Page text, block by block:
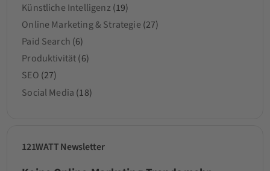
Künstliche Intelligenz(19)
Online Marketing & Strategie (27)
Paid Search (6)
Produktivität(6)
SEO (27)
Social Media (18)
121WATT Newsletter